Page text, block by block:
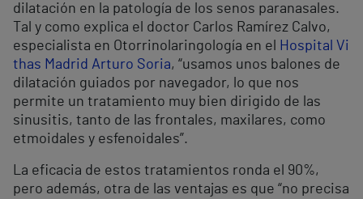
dilatación en la patología de los senos paranasales.
Tal y como explica el doctor Carlos Ramírez Calvo,
especialista en Otorrinolaringología en el
Hospital Vi
thas Madrid Arturo Soria, “usamos unos balones de
dilatación guiados por navegador, lo que nos
permite un tratamiento muy bien dirigido de las
sinusitis, tanto de las frontales, maxilares, como
etmoidales y esfenoidales”.
La eficacia de estos tratamientos ronda el 90%,
pero además, otra de las ventajas es que “no precisa